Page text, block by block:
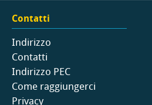
Contatti
Indirizzo
Contatti
Indirizzo PEC
Come raggiungerci
Privacy